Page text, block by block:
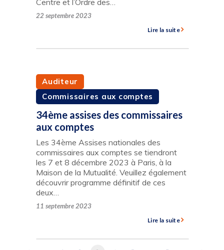
22 septembre 2023
Lire la suite
Auditeur
Commissaires aux comptes
34ème assises des commissaires
aux comptes
Les 34ème Assises nationales des
commissaires aux comptes se tiendront
les 7 et 8 décembre 2023 à Paris, à la
Maison de la Mutualité. Veuillez également
découvrir programme définitif de ces
deux…
11 septembre 2023
Lire la suite